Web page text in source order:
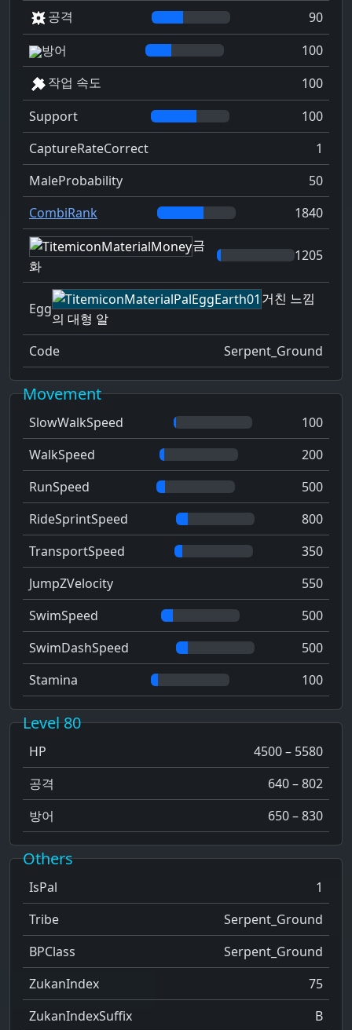
공격
90
방어
100
작업 속도
100
Support
100
CaptureRateCorrect
1
MaleProbability
50
CombiRank
1840
금
화
1205
Egg
거친 느낌
의 대형 알
Code
Serpent_Ground
Movement
SlowWalkSpeed
100
WalkSpeed
200
RunSpeed
500
RideSprintSpeed
800
TransportSpeed
350
JumpZVelocity
550
SwimSpeed
500
SwimDashSpeed
500
Stamina
100
Level 80
HP
4500 – 5580
공격
640 – 802
방어
650 – 830
Others
IsPal
1
Tribe
Serpent_Ground
BPClass
Serpent_Ground
ZukanIndex
75
ZukanIndexSuffix
B